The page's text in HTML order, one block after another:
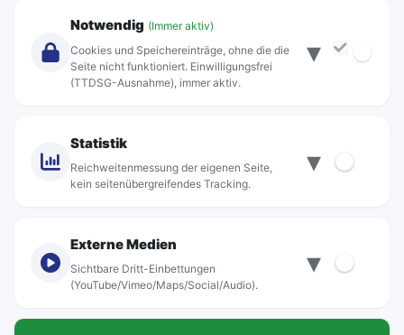
Über Rebus
Standorte
© rebus Regionalbus Rostock GmbH
Notwendig (Immer aktiv)
Cookies und Speichereinträge, ohne die die
Seite nicht funktioniert. Einwilligungsfrei
(TTDSG-Ausnahme), immer aktiv.
▾
Statistik
Reichweitenmessung der eigenen Seite,
kein seitenübergreifendes Tracking.
▾
Externe Medien
Sichtbare Dritt-Einbettungen
(YouTube/Vimeo/Maps/Social/Audio).
▾